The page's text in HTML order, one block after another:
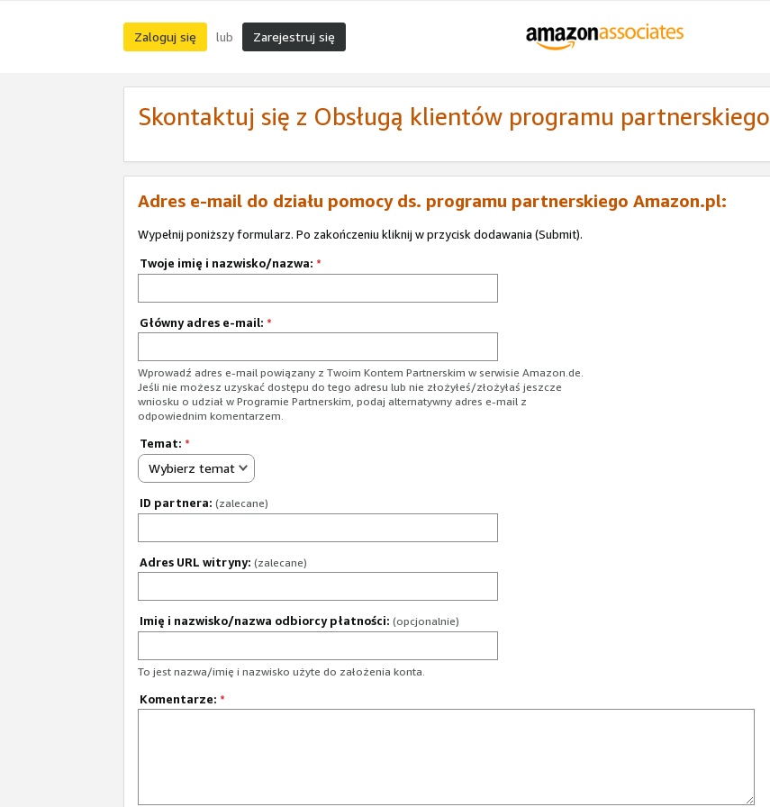
Zaloguj się lub Zarejestruj się
Skontaktuj się z Obsługą klientów programu partnerskiego
Adres e-mail do działu pomocy ds. programu partnerskiego Amazon.pl:
Wypełnij poniższy formularz. Po zakończeniu kliknij w przycisk dodawania (Submit).
Twoje imię i nazwisko/nazwa: *
Główny adres e-mail: *
Wprowadź adres e-mail powiązany z Twoim Kontem Partnerskim w serwisie Amazon.de.
Jeśli nie możesz uzyskać dostępu do tego adresu lub nie złożyłeś/złożyłaś jeszcze
wniosku o udział w Programie Partnerskim, podaj alternatywny adres e-mail z
odpowiednim komentarzem.
Temat: *
Wybierz temat
ID partnera: (zalecane)
Adres URL witryny: (zalecane)
Imię i nazwisko/nazwa odbiorcy płatności: (opcjonalnie)
To jest nazwa/imię i nazwisko użyte do założenia konta.
Komentarze: *